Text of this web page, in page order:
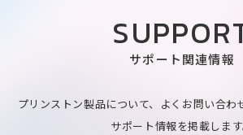
サポート関連情報
プリンストン製品について、よくお問い合わ
サポート情報を掲載します